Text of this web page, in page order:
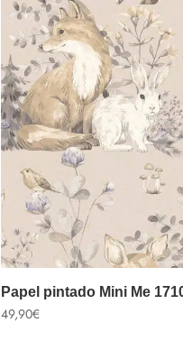
Papel pintado Mini Me
49,90€